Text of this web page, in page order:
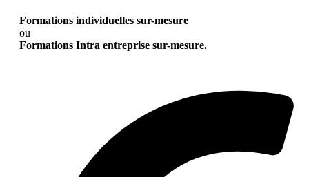
Formations individuelles sur-mesure
ou
Formations Intra entreprise sur-mesure.